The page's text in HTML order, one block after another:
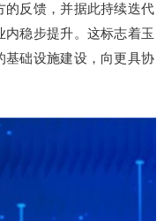
的反馈，并据此持续迭代
稳步提升。这标志着玉
基础设施建设，向更具协